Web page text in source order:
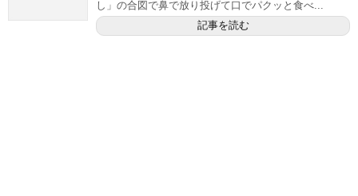
し」の合図で鼻で放り投げて口でパクッと食べ...
記事を読む